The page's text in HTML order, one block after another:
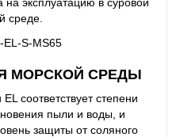
среде.
МОРСКОЙ СРЕДЫ
соответствует степени
пыли и воды, и
защиты от соляного